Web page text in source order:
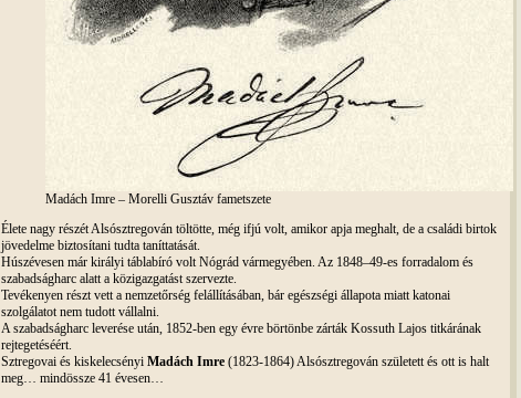
Madách Imre – Morelli Gusztáv fametszete
Élete nagy részét Alsósztregován töltötte, még ifjú volt, amikor apja meghalt, de a családi birtok
jövedelme biztosítani tudta taníttatását.
Húszévesen már királyi táblabíró volt Nógrád vármegyében. Az 1848–49-es forradalom és
szabadságharc alatt a közigazgatást szervezte.
Tevékenyen részt vett a nemzetőrség felállításában, bár egészségi állapota miatt katonai
szolgálatot nem tudott vállalni.
A szabadságharc leverése után, 1852-ben egy évre börtönbe zárták Kossuth Lajos titkárának
rejtegetéséért.
Sztregovai és kiskelecsényi Madách Imre(1823-1864) Alsósztregován született és ott is halt
meg… mindössze 41 évesen…